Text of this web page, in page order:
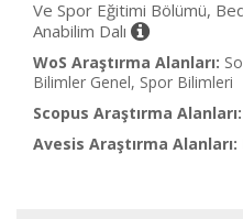
Ve Spor Eğitimi Bölümü,
Anabilim Dalı
WoS Araştırma Alanları:
Bilimler Genel, Spor Bilimleri
Scopus Araştırma Alanları:
Avesis Araştırma Alanları: